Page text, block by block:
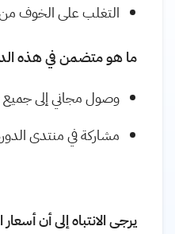
التغلب على الخوف من
ما هو متضمن في هذه
وصول مجاني إلى جميع
مشاركة في منتدى
يرجى الانتباه إلى أن